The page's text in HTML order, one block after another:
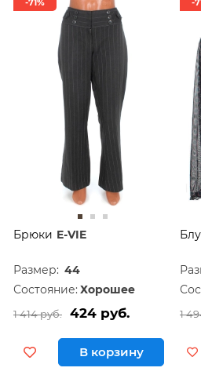
-71%
Брюки E-VIE
Размер: 44
Состояние: Хорошее
1 414 руб. 424 руб.
В корзину
-
1